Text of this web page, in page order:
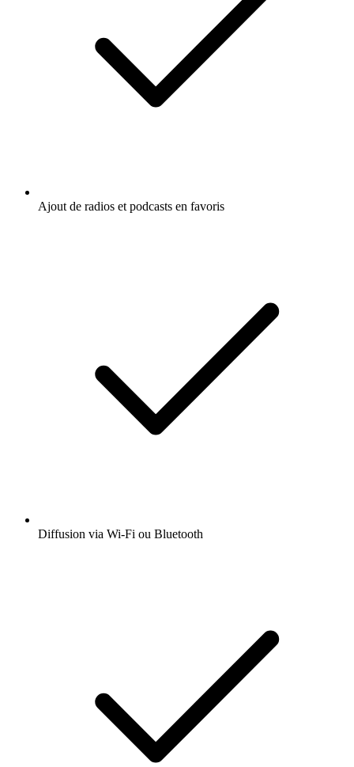
Ajout de radios et podcasts en favoris
Diffusion via Wi-Fi ou Bluetooth